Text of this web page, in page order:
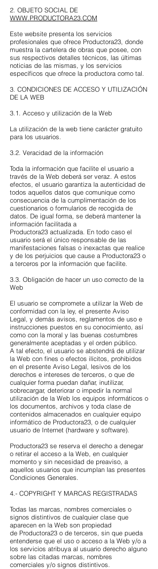
2. OBJETO SOCIAL DE
WWW.PRODUCTORA23.COM
Este website presenta los servicios
profesionales que ofrece Productora23, donde
muestra la cartelera de obras que posee, con
sus respectivos detalles técnicos, las últimas
noticias de las mismas, y los servicios
específicos que ofrece la productora como tal.
3. CONDICIONES DE ACCESO Y UTILIZACIÓN
DE LA WEB
3.1. Acceso y utilización de la Web
La utilización de la web tiene carácter gratuito
para los usuarios.
3.2. Veracidad de la información
Toda la información que facilite el usuario a
través de la Web deberá ser veraz. A estos
efectos, el usuario garantiza la autenticidad de
todos aquellos datos que comunique como
consecuencia de la cumplimentación de los
cuestionarios o formularios de recogida de
datos. De igual forma, se deberá mantener la
información facilitada a
Productora23 actualizada. En todo caso el
usuario será el único responsable de las
manifestaciones falsas o inexactas que realice
y de los perjuicios que cause a Productora23 o
a terceros por la información que facilite.
3.3. Obligación de hacer un uso correcto de la
Web
El usuario se compromete a utilizar la Web de
conformidad con la ley, el presente Aviso
Legal, y demás avisos, reglamentos de uso e
instrucciones puestos en su conocimiento, así
como con la moral y las buenas costumbres
generalmente aceptadas y el orden público.
A tal efecto, el usuario se abstendrá de utilizar
la Web con fines o efectos ilícitos, prohibidos
en el presente Aviso Legal, lesivos de los
derechos e intereses de terceros, o que de
cualquier forma puedan dañar, inutilizar,
sobrecargar, deteriorar o impedir la normal
utilización de la Web los equipos informáticos o
los documentos, archivos y toda clase de
contenidos almacenados en cualquier equipo
informático de Productora23, o de cualquier
usuario de Internet (hardware y software).
Productora23 se reserva el derecho a denegar
o retirar el acceso a la Web, en cualquier
momento y sin necesidad de preaviso, a
aquellos usuarios que incumplan las presentes
Condiciones Generales.
4.- COPYRIGHT Y MARCAS REGISTRADAS
Todas las marcas, nombres comerciales o
signos distintivos de cualquier clase que
aparecen en la Web son propiedad
de Productora23 o de terceros, sin que pueda
entenderse que el uso o acceso a la Web y/o a
los servicios atribuya al usuario derecho alguno
sobre las citadas marcas, nombres
comerciales y/o signos distintivos.